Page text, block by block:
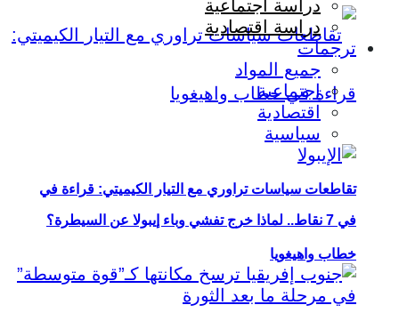
تقاطعات سياسات تراوري مع التيار الكيميتي: قراءة في
خطاب واهيغويا
دراسة اجتماعية
دراسة اقتصادية
ترجمات
جميع المواد
اجتماعية
اقتصادية
سياسية
في 7 نقاط.. لماذا خرج تفشي وباء إيبولا عن السيطرة؟